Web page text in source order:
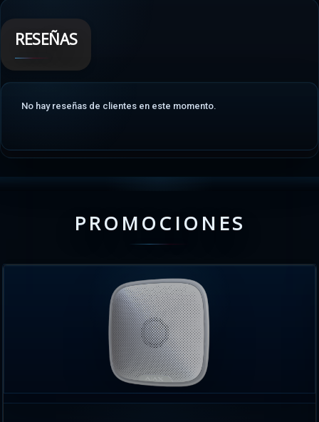
RESEÑAS
No hay reseñas de clientes en este momento.
PROMOCIONES